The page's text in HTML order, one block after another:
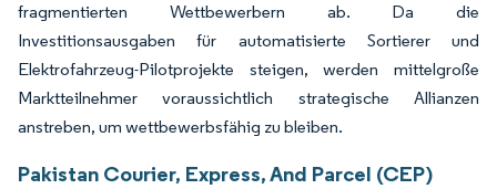
fragmentierten Wettbewerbern ab. Da die
Investitionsausgaben für automatisierte Sortierer und
Elektrofahrzeug-Pilotprojekte steigen, werden mittelgroße
Marktteilnehmer voraussichtlich strategische Allianzen
anstreben, um wettbewerbsfähig zu bleiben.
Pakistan Courier, Express, And Parcel (CEP)